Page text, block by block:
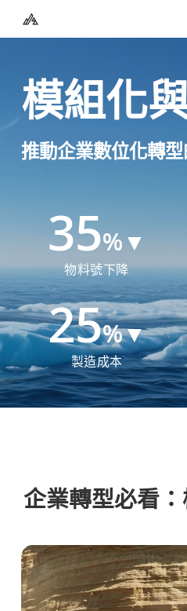
to
content模組化
推動企業數位化轉
35%▼
物料號下降
25%▼
製造成本
企業轉型必看